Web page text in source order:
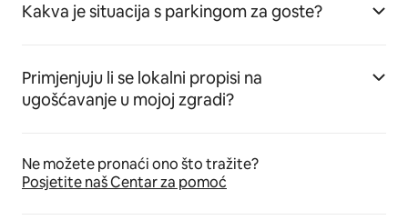
Kakva je situacija s parkingom za goste?
Primjenjuju li se lokalni propisi na
ugošćavanje u mojoj zgradi?
Ne možete pronaći ono što tražite?
Posjetite naš Centar za pomoć